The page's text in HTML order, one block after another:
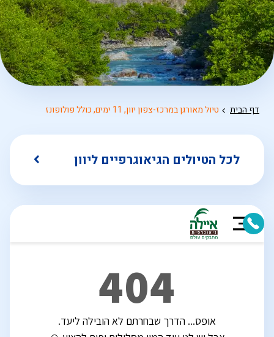
דף הבית טיול מאורגן במרכז-צפון יוון, 11 ימים, כולל פולופונז
לכל הטיולים הגיאוגרפיים ליוון